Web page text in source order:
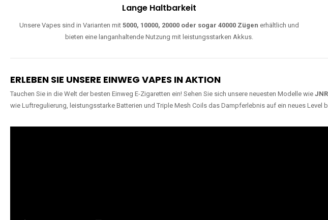
Lange Haltbarkeit
Unsere Vapes sind in Varianten mit5000, 10000, 20000 oder sogar 40000 Zügen erhältlich und
bieten eine langanhaltende Nutzung mit leistungsstarken Akkus.
ERLEBEN SIE UNSERE EINWEG VAPES IN AKTION
Tauchen Sie in die Welt der besten Einweg E-Zigaretten ein! Sehen Sie sich unsere neuesten Modelle wie
wie Luftregulierung, leistungsstarke Batterien und Triple Mesh Coils das Dampferlebnis auf ein neues Level